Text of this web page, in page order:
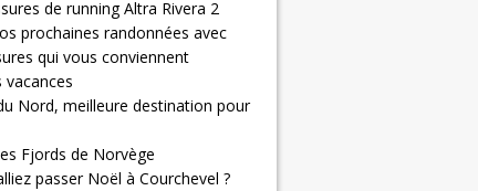
de running Altra Rivera 2
prochaines randonnées avec
qui vous conviennent
vacances
Nord, meilleure destination pour
Fjords de Norvège
passer Noël à Courchevel ?